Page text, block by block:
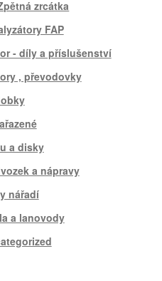
zrcátka
FAP
- díly a příslušenství
, převodovky
a disky
a nápravy
nářadí
a lanovody